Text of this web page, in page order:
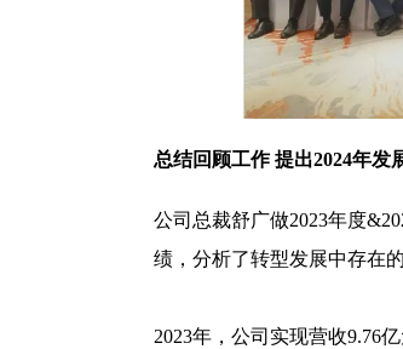
总结回顾工作 提出2024年发
公司总裁舒广做2023年度
绩，分析了转型发展中存在
2023年，公司实现营收9.76